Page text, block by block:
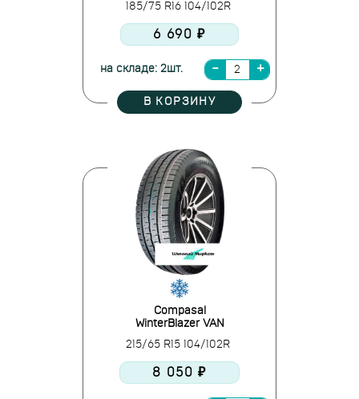
185/75 R16 104/102R
6 690 ₽
на складе: 2шт.
В КОРЗИНУ
Compasal
WinterBlazer VAN
215/65 R15 104/102R
8 050 ₽